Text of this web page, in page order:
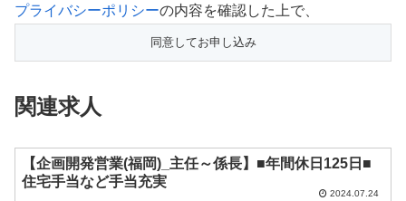
こ
フ
ー
は
プライバシーポリシーの内容を確認した上で、
関連求人
【企画開発営業(福岡)_主任～係長】■年間休日125日■
住宅手当など手当充実
2024.07.24